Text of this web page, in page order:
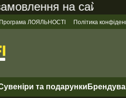
на сайті
Програма ЛОЯЛЬНОСТІ
Політика
та подарунки